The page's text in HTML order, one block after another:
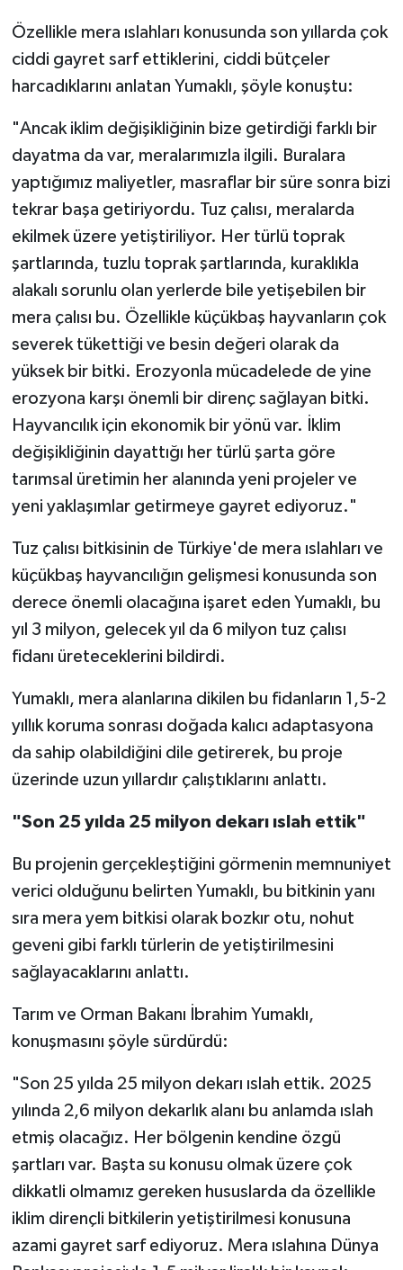
Özellikle mera ıslahları konusunda son yıllarda çok
ciddi gayret sarf ettiklerini, ciddi bütçeler
harcadıklarını anlatan Yumaklı, şöyle konuştu:
"Ancak iklim değişikliğinin bize getirdiği farklı bir
dayatma da var, meralarımızla ilgili. Buralara
yaptığımız maliyetler, masraflar bir süre sonra bizi
tekrar başa getiriyordu. Tuz çalısı, meralarda
ekilmek üzere yetiştiriliyor. Her türlü toprak
şartlarında, tuzlu toprak şartlarında, kuraklıkla
alakalı sorunlu olan yerlerde bile yetişebilen bir
mera çalısı bu. Özellikle küçükbaş hayvanların çok
severek tükettiği ve besin değeri olarak da
yüksek bir bitki. Erozyonla mücadelede de yine
erozyona karşı önemli bir direnç sağlayan bitki.
Hayvancılık için ekonomik bir yönü var. İklim
değişikliğinin dayattığı her türlü şarta göre
tarımsal üretimin her alanında yeni projeler ve
yeni yaklaşımlar getirmeye gayret ediyoruz."
Tuz çalısı bitkisinin de Türkiye'de mera ıslahları ve
küçükbaş hayvancılığın gelişmesi konusunda son
derece önemli olacağına işaret eden Yumaklı, bu
yıl 3 milyon, gelecek yıl da 6 milyon tuz çalısı
fidanı üreteceklerini bildirdi.
Yumaklı, mera alanlarına dikilen bu fidanların 1,5-2
yıllık koruma sonrası doğada kalıcı adaptasyona
da sahip olabildiğini dile getirerek, bu proje
üzerinde uzun yıllardır çalıştıklarını anlattı.
"Son 25 yılda 25 milyon dekarı ıslah ettik"
Bu projenin gerçekleştiğini görmenin memnuniyet
verici olduğunu belirten Yumaklı, bu bitkinin yanı
sıra mera yem bitkisi olarak bozkır otu, nohut
geveni gibi farklı türlerin de yetiştirilmesini
sağlayacaklarını anlattı.
Tarım ve Orman Bakanı İbrahim Yumaklı,
konuşmasını şöyle sürdürdü:
"Son 25 yılda 25 milyon dekarı ıslah ettik. 2025
yılında 2,6 milyon dekarlık alanı bu anlamda ıslah
etmiş olacağız. Her bölgenin kendine özgü
şartları var. Başta su konusu olmak üzere çok
dikkatli olmamız gereken hususlarda da özellikle
iklim dirençli bitkilerin yetiştirilmesi konusuna
azami gayret sarf ediyoruz. Mera ıslahına Dünya